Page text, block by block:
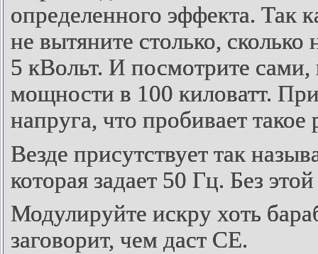
определенного эффекта.
не вытяните столько,
5 кВольт. И посмотрите сами,
мощности в 100 киловатт.
напруга, что пробивает такое
Везде присутствует так
которая задает 50 Гц. Без
Модулируйте искру хоть
заговорит, чем даст СЕ.